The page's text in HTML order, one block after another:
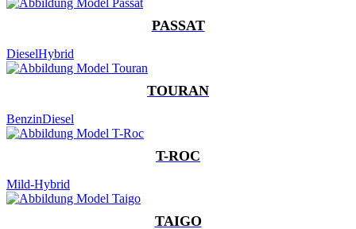
PASSAT
DieselHybrid
TOURAN
BenzinDiesel
T-ROC
Mild-Hybrid
TAIGO